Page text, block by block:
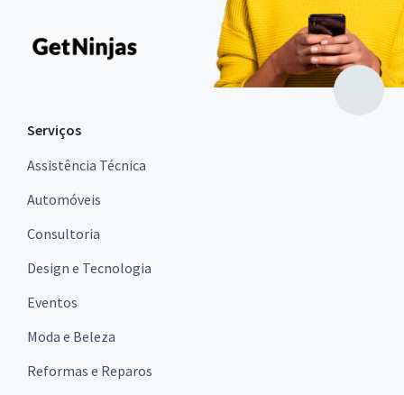
Serviços
Assistência Técnica
Automóveis
Consultoria
Design e Tecnologia
Eventos
Moda e Beleza
Reformas e Reparos